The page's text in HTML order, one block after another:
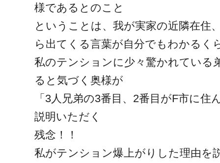
様であるとのこと
ということは、我が実家の近隣在住
ら出てくる言葉が自分でもわかるく
私のテンションに少々驚かれている
ると気づく奥様が
「3人兄弟の3番目、2番目がF市に住
説明いただく
残念！！
私がテンション爆上がりした理由を